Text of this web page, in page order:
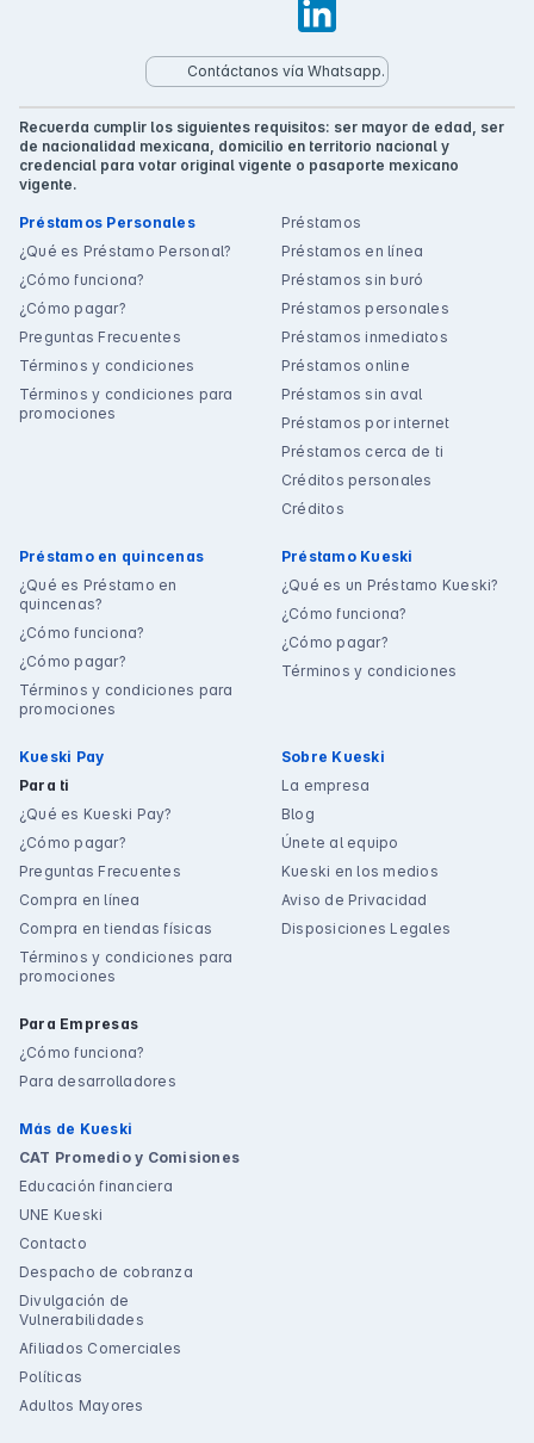
Contáctanos vía Whatsapp.
Recuerda cumplir los siguientes requisitos: ser mayor de edad, ser
de nacionalidad mexicana, domicilio en territorio nacional y
credencial para votar original vigente o pasaporte mexicano
vigente.
Préstamos Personales
¿Qué es Préstamo Personal?
¿Cómo funciona?
¿Cómo pagar?
Preguntas Frecuentes
Términos y condiciones
Términos y condiciones para
promociones
Préstamos
Préstamos en línea
Préstamos sin buró
Préstamos personales
Préstamos inmediatos
Préstamos online
Préstamos sin aval
Préstamos por internet
Préstamos cerca de ti
Créditos personales
Créditos
Préstamo en quincenas
¿Qué es Préstamo en
quincenas?
¿Cómo funciona?
¿Cómo pagar?
Términos y condiciones para
promociones
Préstamo Kueski
¿Qué es un Préstamo Kueski?
¿Cómo funciona?
¿Cómo pagar?
Términos y condiciones
Kueski Pay
Para ti
¿Qué es Kueski Pay?
¿Cómo pagar?
Preguntas Frecuentes
Compra en línea
Compra en tiendas físicas
Términos y condiciones para
promociones
Para Empresas
¿Cómo funciona?
Para desarrolladores
Sobre Kueski
La empresa
Blog
Únete al equipo
Kueski en los medios
Aviso de Privacidad
Disposiciones Legales
Más de Kueski
CAT Promedio y Comisiones
Educación financiera
UNE Kueski
Contacto
Despacho de cobranza
Divulgación de
Vulnerabilidades
Afiliados Comerciales
Políticas
Adultos Mayores